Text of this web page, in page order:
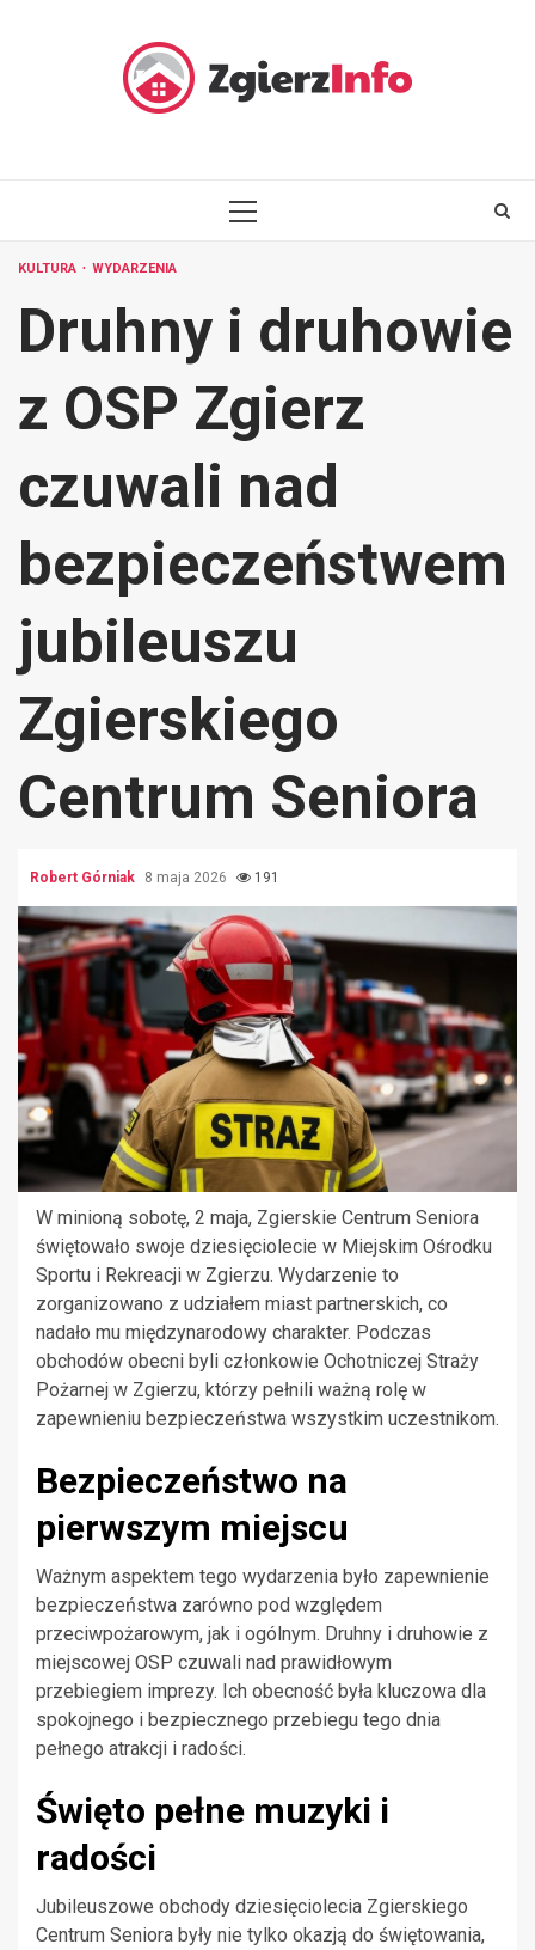
PRIMARY
KULTURA WYDARZENIA
Druhny i druhowie
z OSP Zgierz
czuwali nad
bezpieczeństwem
jubileuszu
Zgierskiego
Centrum Seniora
Robert Górniak 8 maja 2026 191
W minioną sobotę, 2 maja, Zgierskie Centrum Seniora
świętowało swoje dziesięciolecie w Miejskim Ośrodku
Sportu i Rekreacji w Zgierzu. Wydarzenie to
zorganizowano z udziałem miast partnerskich, co
nadało mu międzynarodowy charakter. Podczas
obchodów obecni byli członkowie Ochotniczej Straży
Pożarnej w Zgierzu, którzy pełnili ważną rolę w
zapewnieniu bezpieczeństwa wszystkim uczestnikom.
Bezpieczeństwo na
pierwszym miejscu
Ważnym aspektem tego wydarzenia było zapewnienie
bezpieczeństwa zarówno pod względem
przeciwpożarowym, jak i ogólnym. Druhny i druhowie z
miejscowej OSP czuwali nad prawidłowym
przebiegiem imprezy. Ich obecność była kluczowa dla
spokojnego i bezpiecznego przebiegu tego dnia
pełnego atrakcji i radości.
Święto pełne muzyki i
radości
Jubileuszowe obchody dziesięciolecia Zgierskiego
Centrum Seniora były nie tylko okazją do świętowania,